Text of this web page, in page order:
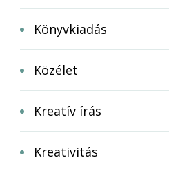
Könyvkiadás
Közélet
Kreatív írás
Kreativitás